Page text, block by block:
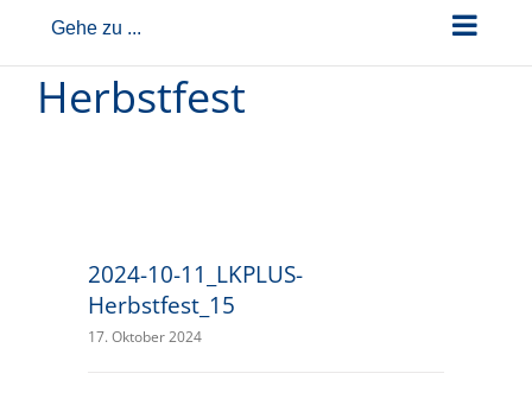
Gehe zu ...
Herbstfest
2024-10-11_LKPLUS-
Herbstfest_15
17. Oktober 2024